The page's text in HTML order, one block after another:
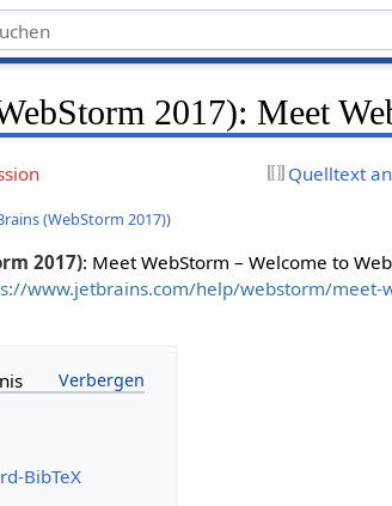
2017): Meet
Quelltext
(WebStorm 2017))
2017): Meet WebStorm – Welcome to
www.jetbrains.com/help/webstorm/meet-
BibTeX